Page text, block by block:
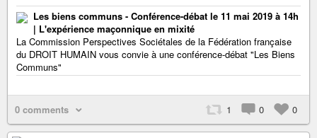
Les biens communs - Conférence-débat le 11 mai 2019 à 14h
| L'expérience maçonnique en mixité
La Commission Perspectives Sociétales de la Fédération française
du DROIT HUMAIN vous convie à une conférence-débat "Les Biens
Communs"
0 comments 1 0 0